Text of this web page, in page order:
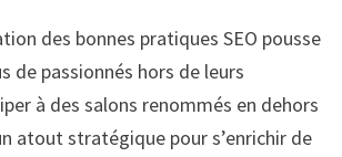
des bonnes pratiques SEO pousse
de passionnés hors de leurs
à des salons renommés en dehors
atout stratégique pour s’enrichir de